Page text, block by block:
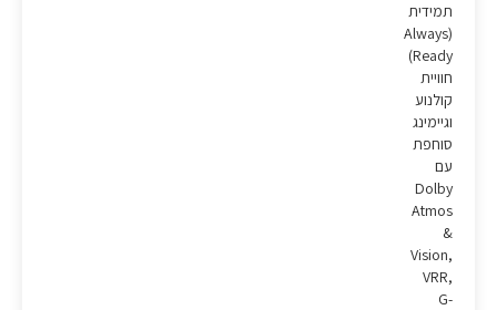
תמידית
(Always
Ready)
חוויית
קולנוע
וגיימינג
סוחפת
עם
Dolby
Atmos
&
Vision,
VRR,
G-